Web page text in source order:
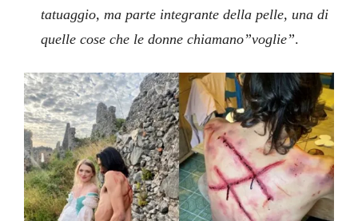
tatuaggio, ma parte integrante della pelle, una di
quelle cose che le donne chiamano”voglie”.